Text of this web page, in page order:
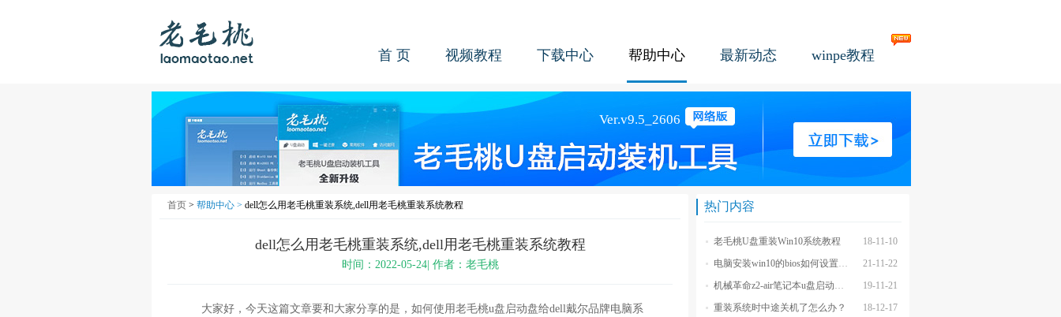
首 页 视频教程 下载中心 帮助中心 最新动态 winpe教程
首页 > 帮助中心 > dell怎么用老毛桃重装系统,dell用老毛桃重装系统教程
dell怎么用老毛桃重装系统,dell用老毛桃重装系统教程
时间：2022-05-24| 作者：老毛桃
大家好，今天这篇文章要和大家分享的是，如何使用老毛桃u盘启动盘给dell戴尔品牌电脑系
热门内容
18-11-10
老毛桃U盘重装Win10系统教程
21-11-22
电脑安装win10的bios如何设置u盘图文教程
19-11-21
机械革命z2-air笔记本u盘启动BIOS设置教程
18-12-17
重装系统时中途关机了怎么办？